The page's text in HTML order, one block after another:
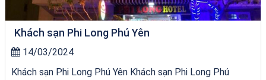
Khách sạn Phi Long Phú Yên
14/03/2024
Khách sạn Phi Long Phú Yên Khách sạn Phi Long Phú